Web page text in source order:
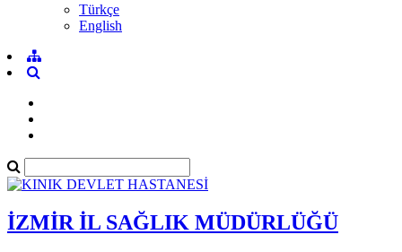
Türkçe
English
İZMİR İL SAĞLIK MÜDÜRLÜĞÜ